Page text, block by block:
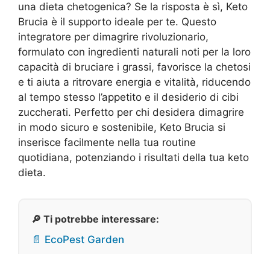
una dieta chetogenica? Se la risposta è sì, Keto
Brucia è il supporto ideale per te. Questo
integratore per dimagrire rivoluzionario,
formulato con ingredienti naturali noti per la loro
capacità di bruciare i grassi, favorisce la chetosi
e ti aiuta a ritrovare energia e vitalità, riducendo
al tempo stesso l’appetito e il desiderio di cibi
zuccherati. Perfetto per chi desidera dimagrire
in modo sicuro e sostenibile, Keto Brucia si
inserisce facilmente nella tua routine
quotidiana, potenziando i risultati della tua keto
dieta.
🔎 Ti potrebbe interessare:
📄 EcoPest Garden